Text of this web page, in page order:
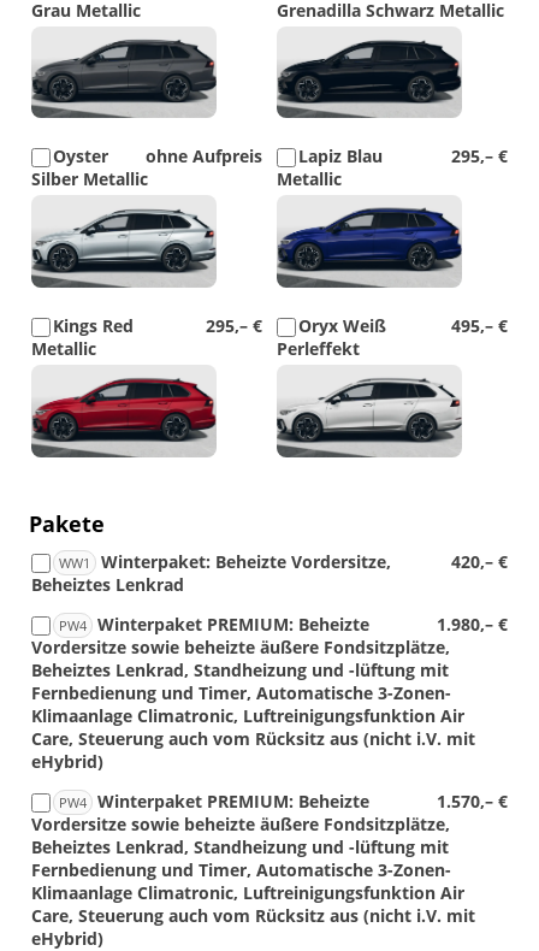
Pakete
WW1 420,– €
Winterpaket: Beheizte Vordersitze,
Beheiztes Lenkrad
PW4 1.980,– €
Winterpaket PREMIUM: Beheizte
Vordersitze sowie beheizte äußere Fondsitzplätze,
Beheiztes Lenkrad, Standheizung und -lüftung mit
Fernbedienung und Timer, Automatische 3-Zonen-
Klimaanlage Climatronic, Luftreinigungsfunktion Air
Care, Steuerung auch vom Rücksitz aus (nicht i.V. mit
eHybrid)
PW4 1.570,– €
Winterpaket PREMIUM: Beheizte
Vordersitze sowie beheizte äußere Fondsitzplätze,
Beheiztes Lenkrad, Standheizung und -lüftung mit
Fernbedienung und Timer, Automatische 3-Zonen-
Klimaanlage Climatronic, Luftreinigungsfunktion Air
Care, Steuerung auch vom Rücksitz aus (nicht i.V. mit
eHybrid)
Grau Metallic
Grenadilla Schwarz Metallic
ohne Aufpreis
Oyster
Silber Metallic
295,– €
Lapiz Blau
Metallic
295,– €
Kings Red
Metallic
495,– €
Oryx Weiß
Perleffekt